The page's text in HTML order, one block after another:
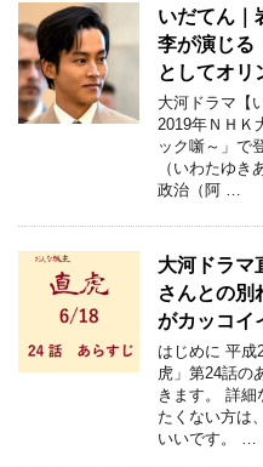
いだてん｜
李が演じる
としてオリ
大河ドラマ【
2019年ＮＨＫ
ック噺～」で
（いわたゆ
政治（阿 …
大河ドラ
さんとの別
がカッコ
はじめに 平
虎」第24話の
きます。 詳細
たくない方は
いいです。 …